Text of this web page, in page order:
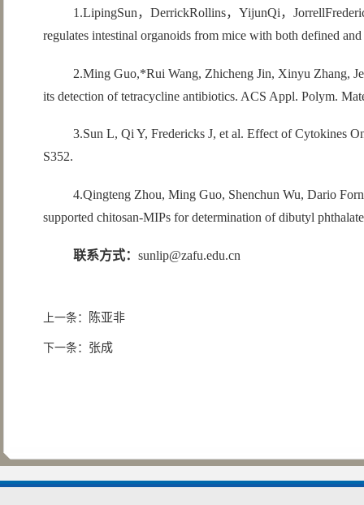
1.LipingSun，DerrickRollins，YijunQi，
regulates intestinal organoids from mice with both defined
2.Ming Guo,*Rui Wang, Zhicheng Jin, Xinyu Zhang,
its detection of tetracycline antibiotics. ACS Appl. Polym.
3.Sun L, Qi Y, Fredericks J, et al. Effect of Cytokines
S352.
4.Qingteng Zhou, Ming Guo, Shenchun Wu, Dario
supported chitosan-MIPs for determination of dibutyl
联系方式： sunlip@zafu.edu.cn
上一条： 陈亚非
下一条： 张成